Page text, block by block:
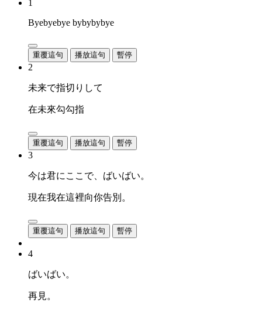
1
Byebyebye bybybybye
重覆這句 播放這句 暫停
2
未来で指切りして
在未來勾勾指
重覆這句 播放這句 暫停
3
今は君にここで、ばいばい。
現在我在這裡向你告別。
重覆這句 播放這句 暫停
4
ばいばい。
再見。